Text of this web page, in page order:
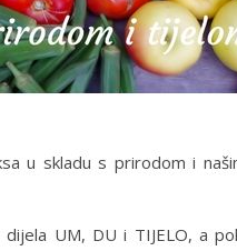
u skladu s prirodom i
UM, DU i TIJELO, a